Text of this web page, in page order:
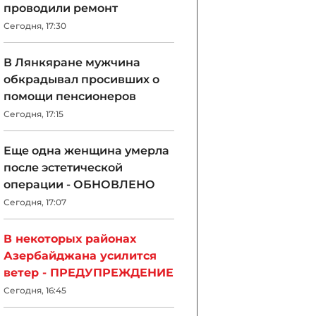
проводили ремонт
Сегодня, 17:30
В Лянкяране мужчина
обкрадывал просивших о
помощи пенсионеров
Сегодня, 17:15
Еще одна женщина умерла
после эстетической
операции - ОБНОВЛЕНО
Сегодня, 17:07
В некоторых районах
Азербайджана усилится
ветер - ПРЕДУПРЕЖДЕНИЕ
Сегодня, 16:45